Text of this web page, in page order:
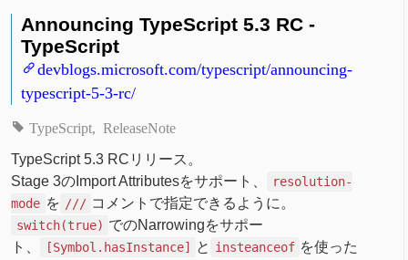
Announcing TypeScript 5.3 RC -
TypeScript
devblogs.microsoft.com/typescript/announcing-
typescript-5-3-rc/
TypeScript ReleaseNote
TypeScript 5.3 RCリリース。
Stage 3のImport Attributesをサポート、
resolution-
mode を /// コメントで指定できるように。
switch(true) でのNarrowingをサポー
ト、
[Symbol.hasInstance] と insteanceof を使った